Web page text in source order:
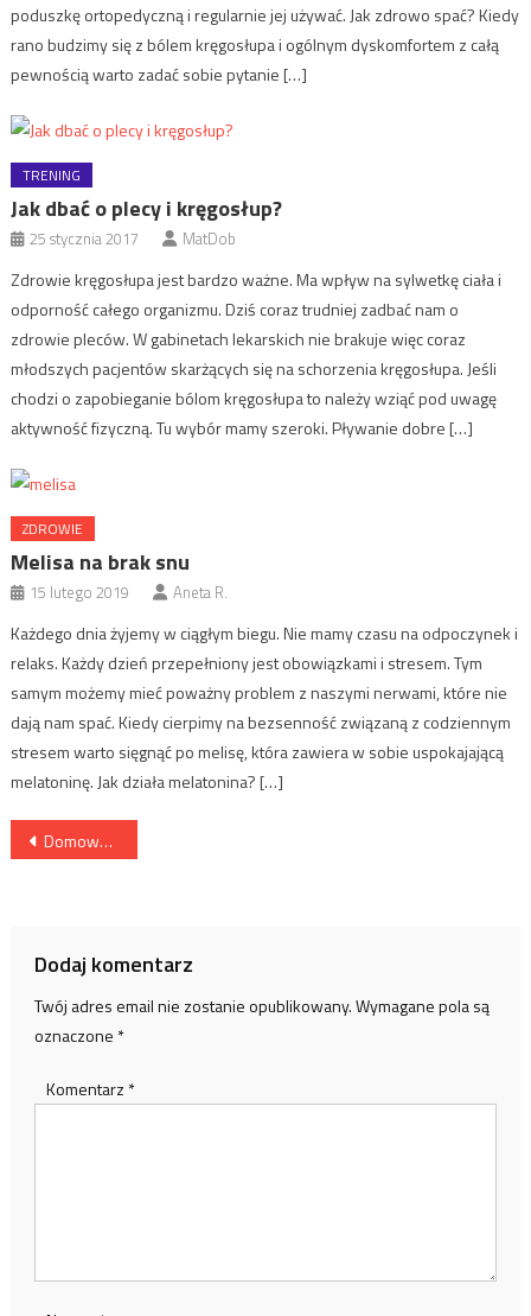
poduszkę ortopedyczną i regularnie jej używać. Jak zdrowo spać? Kiedy
rano budzimy się z bólem kręgosłupa i ogólnym dyskomfortem z całą
pewnością warto zadać sobie pytanie […]
TRENING
Jak dbać o plecy i kręgosłup?
25 stycznia 2017 MatDob
Zdrowie kręgosłupa jest bardzo ważne. Ma wpływ na sylwetkę ciała i
odporność całego organizmu. Dziś coraz trudniej zadbać nam o
zdrowie pleców. W gabinetach lekarskich nie brakuje więc coraz
młodszych pacjentów skarżących się na schorzenia kręgosłupa. Jeśli
chodzi o zapobieganie bólom kręgosłupa to należy wziąć pod uwagę
aktywność fizyczną. Tu wybór mamy szeroki. Pływanie dobre […]
ZDROWIE
Melisa na brak snu
15 lutego 2019 Aneta R.
Każdego dnia żyjemy w ciągłym biegu. Nie mamy czasu na odpoczynek i
relaks. Każdy dzień przepełniony jest obowiązkami i stresem. Tym
samym możemy mieć poważny problem z naszymi nerwami, które nie
dają nam spać. Kiedy cierpimy na bezsenność związaną z codziennym
stresem warto sięgnąć po melisę, która zawiera w sobie uspokajającą
melatoninę. Jak działa melatonina? […]
Nawigacja
Domowa siłownia – teraz to możliwe!
Dodaj komentarz
Twój adres email nie zostanie opublikowany.Wymagane pola są
oznaczone *
Komentarz *